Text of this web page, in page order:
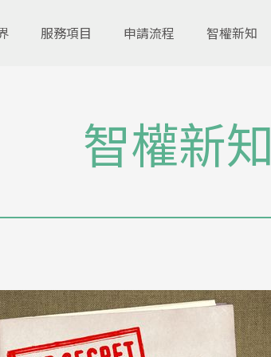
服務項目 申請流程 智權新知
智權新知